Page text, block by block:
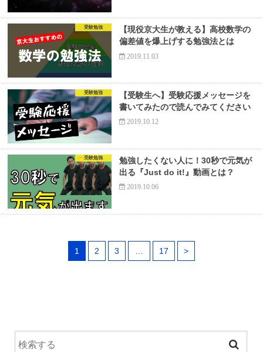
受験勉強
【現役京大生が教える】高校数学の
偏差値を爆上げする勉強法とは
2019.11.03
受験勉強
【受験生へ】受験応援メッセージを
書いてみたので読んでみてください
2019.10.12
受験勉強
勉強したくない人に！30秒で元気が
出る『Just do it!』動画とは？
2019.10.06
1 2 3 … 17 >